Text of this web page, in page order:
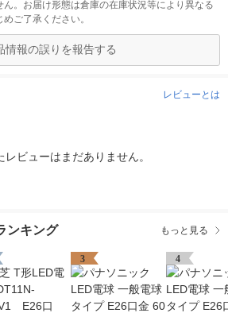
。お届け形態は倉庫の在庫状況等により異なる
ご了承ください。
情報の誤りを報告する
レビューとは
レビューはまだありません。
ンキング もっと見る
3 4